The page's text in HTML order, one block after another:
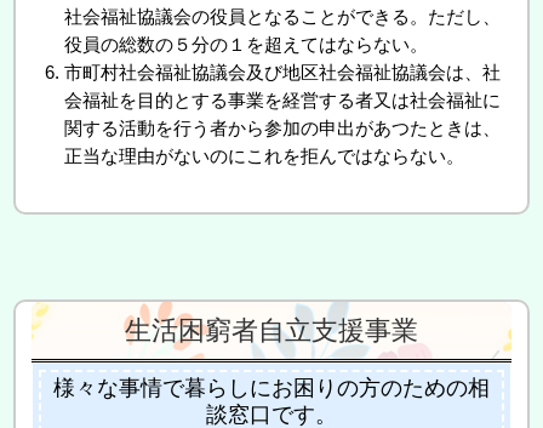
社会福祉協議会の役員となることができる。ただし、
役員の総数の５分の１を超えてはならない。
市町村社会福祉協議会及び地区社会福祉協議会は、社
会福祉を目的とする事業を経営する者又は社会福祉に
関する活動を行う者から参加の申出があつたときは、
正当な理由がないのにこれを拒んではならない。
生活困窮者自立支援事業
様々な事情で暮らしにお困りの方のための相
談窓口です。